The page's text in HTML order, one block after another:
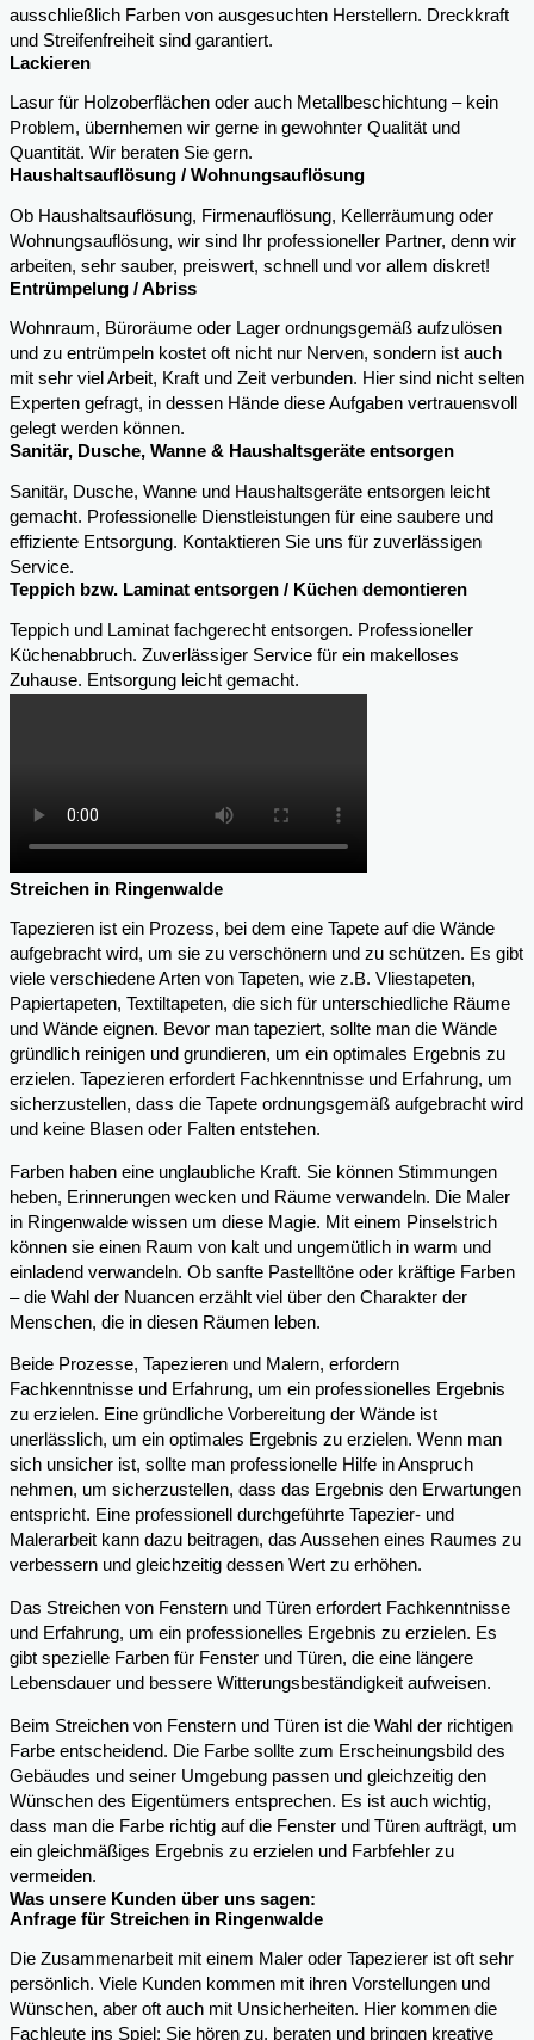
ausschließlich Farben von ausgesuchten Herstellern. Dreckkraft
und Streifenfreiheit sind garantiert.
Lackieren
Lasur für Holzoberflächen oder auch Metallbeschichtung – kein
Problem, übernhemen wir gerne in gewohnter Qualität und
Quantität. Wir beraten Sie gern.
Haushaltsauflösung / Wohnungsauflösung
Ob Haushaltsauflösung, Firmenauflösung, Kellerräumung oder
Wohnungsauflösung, wir sind Ihr professioneller Partner, denn wir
arbeiten, sehr sauber, preiswert, schnell und vor allem diskret!
Entrümpelung / Abriss
Wohnraum, Büroräume oder Lager ordnungsgemäß aufzulösen
und zu entrümpeln kostet oft nicht nur Nerven, sondern ist auch
mit sehr viel Arbeit, Kraft und Zeit verbunden. Hier sind nicht selten
Experten gefragt, in dessen Hände diese Aufgaben vertrauensvoll
gelegt werden können.
Sanitär, Dusche, Wanne & Haushaltsgeräte entsorgen
Sanitär, Dusche, Wanne und Haushaltsgeräte entsorgen leicht
gemacht. Professionelle Dienstleistungen für eine saubere und
effiziente Entsorgung. Kontaktieren Sie uns für zuverlässigen
Service.
Teppich bzw. Laminat entsorgen / Küchen demontieren
Teppich und Laminat fachgerecht entsorgen. Professioneller
Küchenabbruch. Zuverlässiger Service für ein makelloses
Zuhause. Entsorgung leicht gemacht.
Streichen in Ringenwalde
Tapezieren ist ein Prozess, bei dem eine Tapete auf die Wände
aufgebracht wird, um sie zu verschönern und zu schützen. Es gibt
viele verschiedene Arten von Tapeten, wie z.B. Vliestapeten,
Papiertapeten, Textiltapeten, die sich für unterschiedliche Räume
und Wände eignen. Bevor man tapeziert, sollte man die Wände
gründlich reinigen und grundieren, um ein optimales Ergebnis zu
erzielen. Tapezieren erfordert Fachkenntnisse und Erfahrung, um
sicherzustellen, dass die Tapete ordnungsgemäß aufgebracht wird
und keine Blasen oder Falten entstehen.
Farben haben eine unglaubliche Kraft. Sie können Stimmungen
heben, Erinnerungen wecken und Räume verwandeln. Die Maler
in Ringenwalde wissen um diese Magie. Mit einem Pinselstrich
können sie einen Raum von kalt und ungemütlich in warm und
einladend verwandeln. Ob sanfte Pastelltöne oder kräftige Farben
– die Wahl der Nuancen erzählt viel über den Charakter der
Menschen, die in diesen Räumen leben.
Beide Prozesse, Tapezieren und Malern, erfordern
Fachkenntnisse und Erfahrung, um ein professionelles Ergebnis
zu erzielen. Eine gründliche Vorbereitung der Wände ist
unerlässlich, um ein optimales Ergebnis zu erzielen. Wenn man
sich unsicher ist, sollte man professionelle Hilfe in Anspruch
nehmen, um sicherzustellen, dass das Ergebnis den Erwartungen
entspricht. Eine professionell durchgeführte Tapezier- und
Malerarbeit kann dazu beitragen, das Aussehen eines Raumes zu
verbessern und gleichzeitig dessen Wert zu erhöhen.
Das Streichen von Fenstern und Türen erfordert Fachkenntnisse
und Erfahrung, um ein professionelles Ergebnis zu erzielen. Es
gibt spezielle Farben für Fenster und Türen, die eine längere
Lebensdauer und bessere Witterungsbeständigkeit aufweisen.
Beim Streichen von Fenstern und Türen ist die Wahl der richtigen
Farbe entscheidend. Die Farbe sollte zum Erscheinungsbild des
Gebäudes und seiner Umgebung passen und gleichzeitig den
Wünschen des Eigentümers entsprechen. Es ist auch wichtig,
dass man die Farbe richtig auf die Fenster und Türen aufträgt, um
ein gleichmäßiges Ergebnis zu erzielen und Farbfehler zu
vermeiden.
Was unsere Kunden über uns sagen:
Anfrage für Streichen in Ringenwalde
Die Zusammenarbeit mit einem Maler oder Tapezierer ist oft sehr
persönlich. Viele Kunden kommen mit ihren Vorstellungen und
Wünschen, aber oft auch mit Unsicherheiten. Hier kommen die
Fachleute ins Spiel: Sie hören zu, beraten und bringen kreative